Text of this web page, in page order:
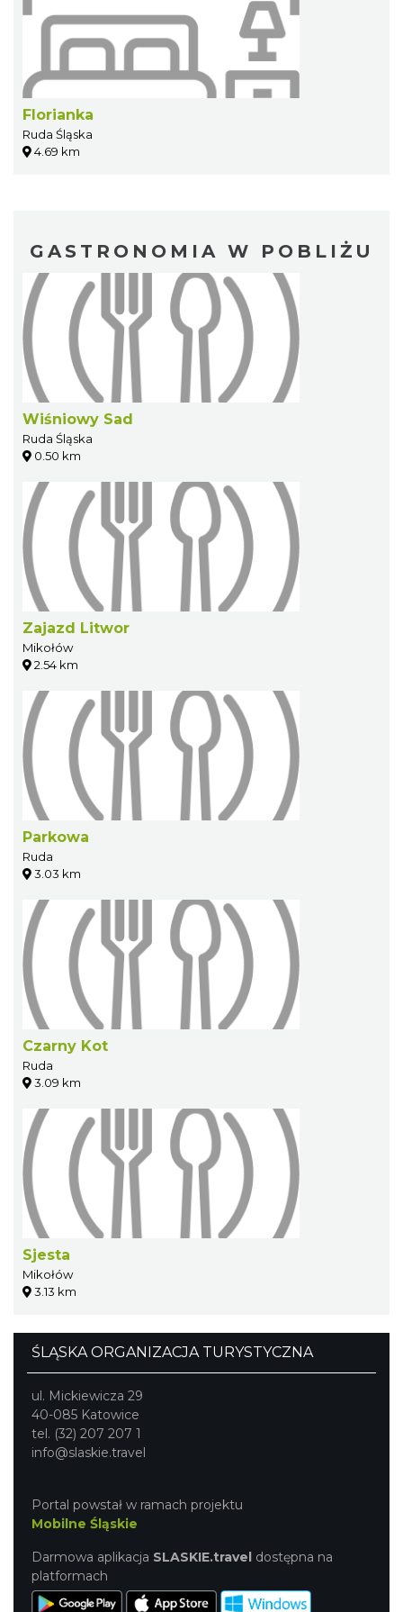
Florianka
Ruda Śląska
4.69 km
GASTRONOMIA W POBLIŻU
Wiśniowy Sad
Ruda Śląska
0.50 km
Zajazd Litwor
Mikołów
2.54 km
Parkowa
Ruda
3.03 km
Czarny Kot
Ruda
3.09 km
Sjesta
Mikołów
3.13 km
ŚLĄSKA ORGANIZACJA TURYSTYCZNA
ul. Mickiewicza 29
40-085 Katowice
tel. (32) 207 207 1
info@slaskie.travel
Portal powstał w ramach projektu
Mobilne Śląskie
Darmowa aplikacja SLASKIE.travel dostępna na
platformach